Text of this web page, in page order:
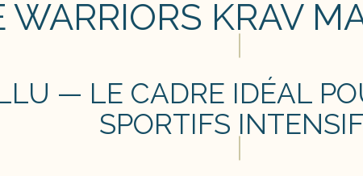
WARRIORS KRAV
— LE CADRE IDÉAL
SPORTIFS